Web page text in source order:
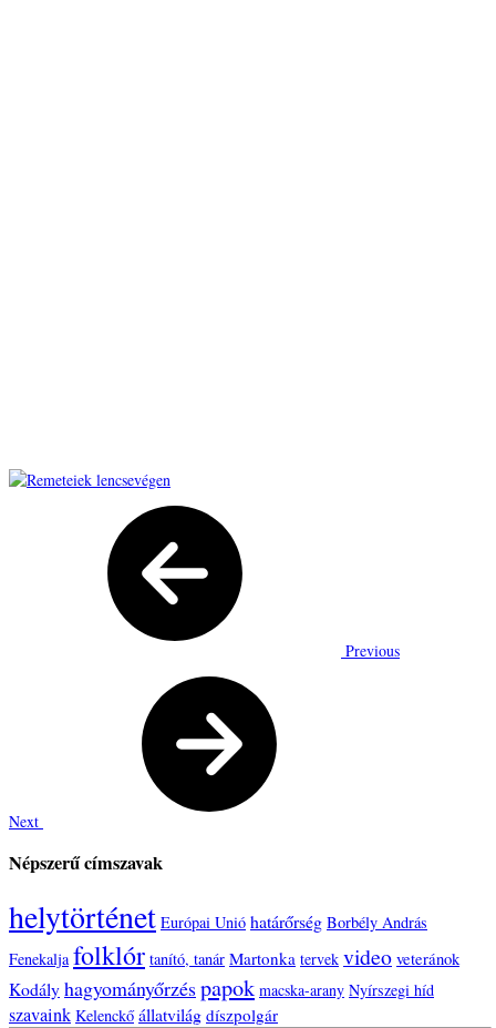
Previous
Next
Népszerű címszavak
helytörténet Európai Unió határőrség Borbély András
Fenekalja folklór tanító, tanár Martonka tervek video veteránok
Kodályhagyományőrzéspapok macska-arany Nyírszegi híd
szavaink Kelenckő állatvilág díszpolgár